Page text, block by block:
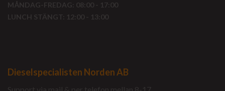
MÅNDAG-FREDAG: 08:00 - 17:00
LUNCH STÄNGT: 12:00 - 13:00
Dieselspecialisten Norden AB